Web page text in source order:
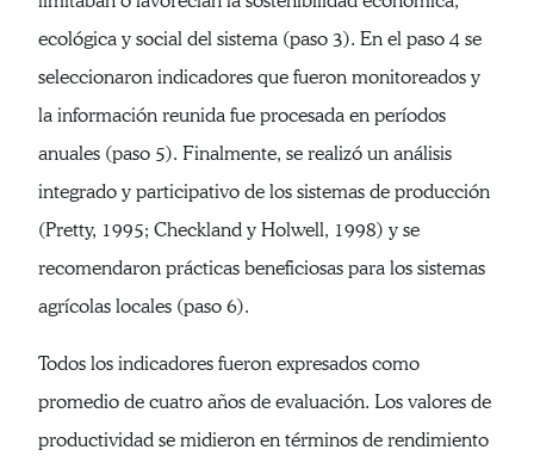
ecológica y social del sistema (paso 3). En el paso 4 se
seleccionaron indicadores que fueron monitoreados y
la información reunida fue procesada en períodos
anuales (paso 5). Finalmente, se realizó un análisis
integrado y participativo de los sistemas de producción
(Pretty, 1995; Checkland y Holwell, 1998) y se
recomendaron prácticas beneficiosas para los sistemas
agrícolas locales (paso 6).
Todos los indicadores fueron expresados como
promedio de cuatro años de evaluación. Los valores de
productividad se midieron en términos de rendimiento